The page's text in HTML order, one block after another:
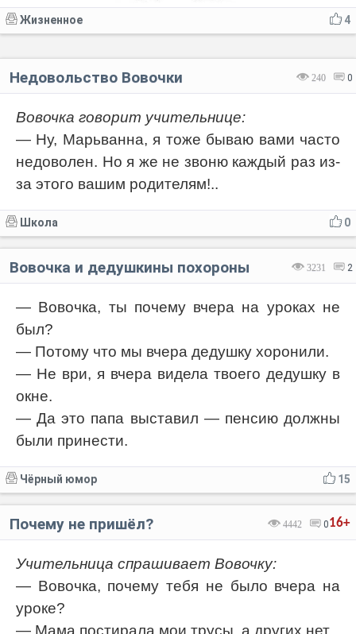
4
Жизненное
240 0
Недовольство Вовочки
Вовочка говорит учительнице:
— Ну, Марьванна, я тоже бываю вами часто
недоволен. Но я же не звоню каждый раз из-
за этого вашим родителям!..
0
Школа
3231 2
Вовочка и дедушкины похороны
— Вовочка, ты почему вчера на уроках не
был?
— Потому что мы вчера дедушку хоронили.
— Не ври, я вчера видела твоего дедушку в
окне.
— Да это папа выставил — пенсию должны
были принести.
15
Чёрный юмор
16+
4442 0
Почему не пришёл?
Учительница спрашивает Вовочку:
— Вовочка, почему тебя не было вчера на
уроке?
— Мама постирала мои трусы, а других нет.